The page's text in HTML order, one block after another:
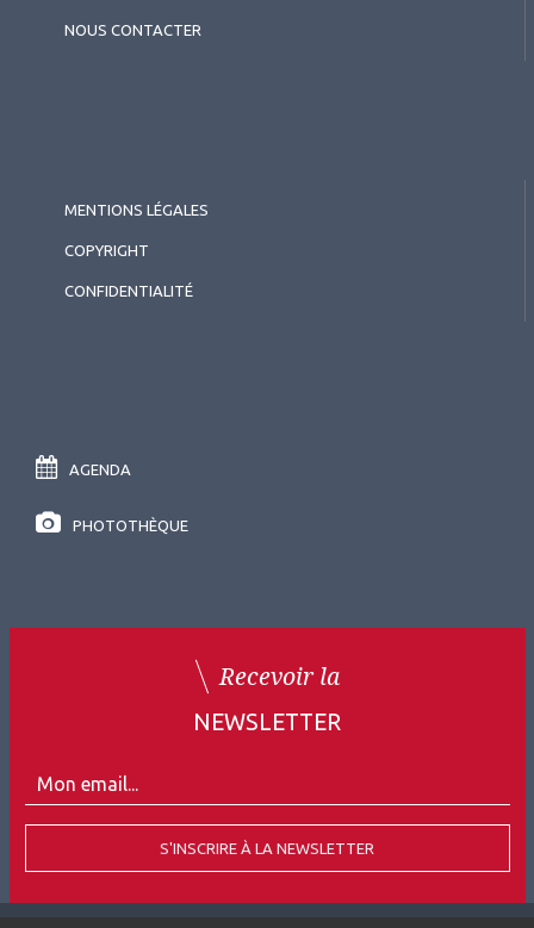
NOUS CONTACTER
MENTIONS LÉGALES
COPYRIGHT
CONFIDENTIALITÉ
AGENDA
PHOTOTHÈQUE
Recevoir la
NEWSLETTER
S'INSCRIRE À LA NEWSLETTER